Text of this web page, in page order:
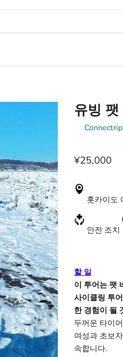
유빙
Connectrip
¥25,000
홋카이도
안전 조치
할 일
이 투어는 팻
사이클링 투
한 경험이 될
두꺼운 타이
여성과 초보
속합니다.